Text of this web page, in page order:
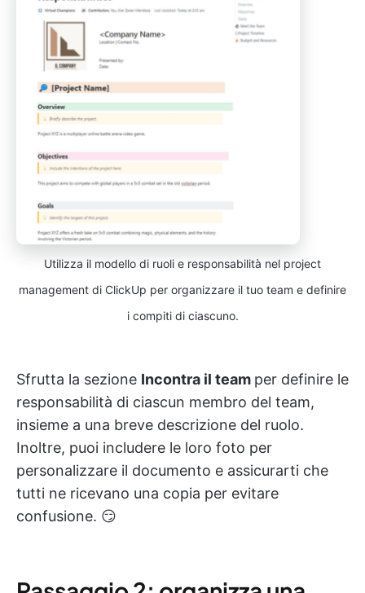
Utilizza il modello di ruoli e responsabilità nel project
management di ClickUp per organizzare il tuo team e definire
i compiti di ciascuno.
Sfrutta la sezione Incontra il team per definire le
responsabilità di ciascun membro del team,
insieme a una breve descrizione del ruolo.
Inoltre, puoi includere le loro foto per
personalizzare il documento e assicurarti che
tutti ne ricevano una copia per evitare
confusione. 😏